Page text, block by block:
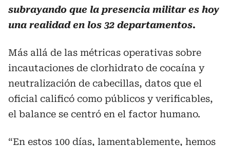
subrayando que la presencia militar es hoy
una realidad en los 32 departamentos.
Más allá de las métricas operativas sobre
incautaciones de clorhidrato de cocaína y
neutralización de cabecillas, datos que el
oficial calificó como públicos y verificables,
el balance se centró en el factor humano.
“En estos 100 días, lamentablemente, hemos